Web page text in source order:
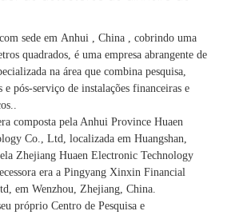
com sede em Anhui , China
, cobrindo uma
quadrados, é uma empresa abrangente de
na área que combina pesquisa,
e pós-serviço de instalações financeiras e
composta pela Anhui Province Huaen
Co., Ltd, localizada em Huangshan,
Zhejiang Huaen Electronic Technology
era a Pingyang Xinxin Financial
em Wenzhou, Zhejiang, China.
próprio Centro de Pesquisa e